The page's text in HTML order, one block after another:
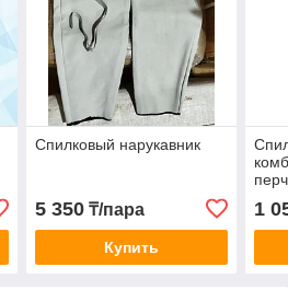
Спилковый нарукавник
5 350₸/пара
Купить
1